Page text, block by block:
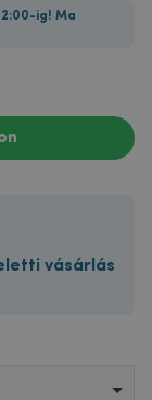
ig! Ma
feletti vásárlás